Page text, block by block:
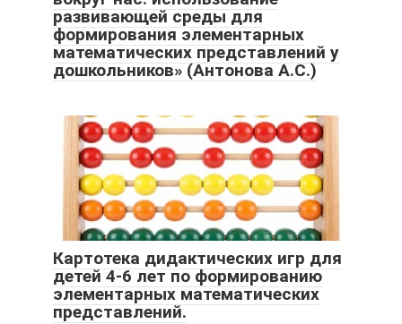
развивающей среды для
формирования элементарных
математических представлений у
дошкольников» (Антонова А.С.)
Картотека дидактических игр для
детей 4-6 лет по формированию
элементарных математических
представлений.